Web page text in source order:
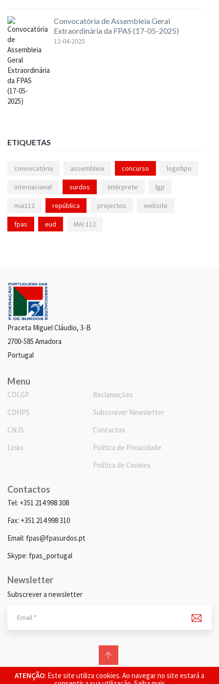
ATENÇÃO: Este site utiliza cookies. Ao navegar no site estará a
Convocatória de Assembleia Geral
Extraordinária da FPAS (17-05-2025)
12-04-2025
ETIQUETAS
convocatória assembleia concurso logotipo
internacional surdos intérprete lgp
mai112 república projectos website
fpas eud MAI 112
Praceta Miguel Cláudio, 3-B
2700-585 Amadora
Portugal
Menu
CDLGP
CDHPS
CNJS
Links
Reclamações
Subscrever Newsletter
Contactos
Política de Privacidade
Política de Cookies
Contactos
Tel: +351 214 998 308
Fax: +351 214 998 310
Email: fpas@fpasurdos.pt
Skype: fpas_portugal
Newsletter
Subscrever a newsletter
© 2026 FPAS. Todos os direitos reservados.